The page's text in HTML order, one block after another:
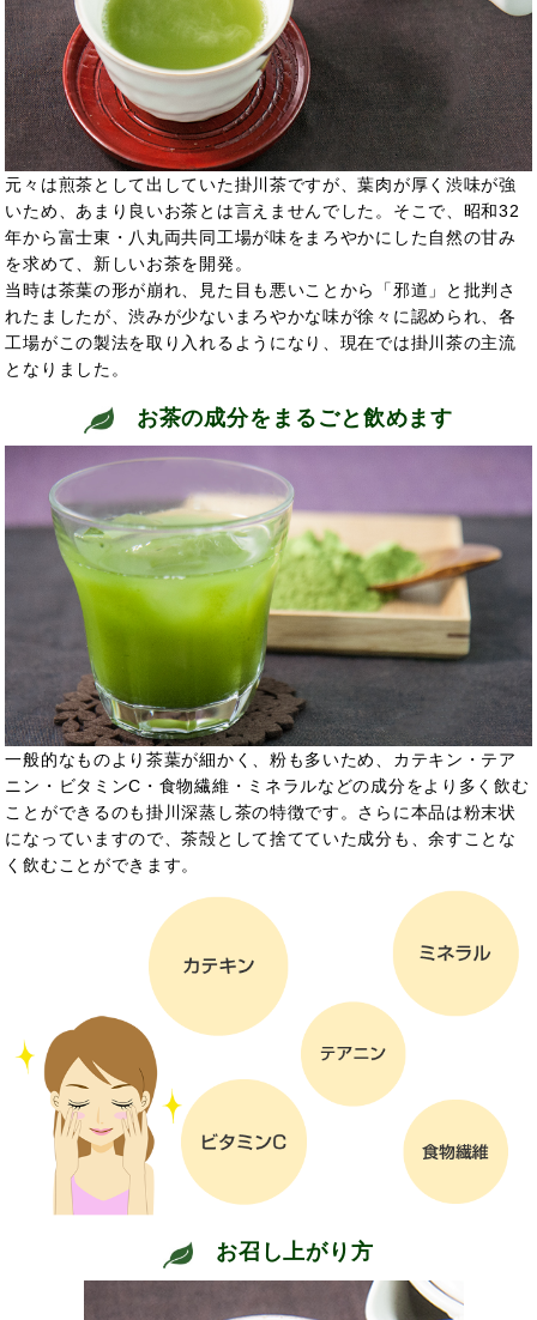
元々は煎茶として出していた掛川茶ですが、葉肉が厚く渋味が強
いため、あまり良いお茶とは言えませんでした。そこで、昭和32
年から富士東・八丸両共同工場が味をまろやかにした自然の甘み
を求めて、新しいお茶を開発。
当時は茶葉の形が崩れ、見た目も悪いことから「邪道」と批判さ
れたましたが、渋みが少ないまろやかな味が徐々に認められ、各
工場がこの製法を取り入れるようになり、現在では掛川茶の主流
となりました。
お茶の成分をまるごと飲めます
一般的なものより茶葉が細かく、粉も多いため、カテキン・テア
ニン・ビタミンC・食物繊維・ミネラルなどの成分をより多く飲む
ことができるのも掛川深蒸し茶の特徴です。さらに本品は粉末状
になっていますので、茶殻として捨てていた成分も、余すことな
く飲むことができます。
お召し上がり方